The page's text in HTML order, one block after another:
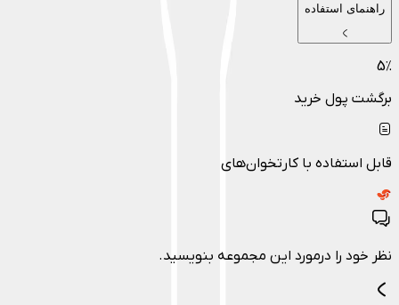
راهنمای استفاده
5٪
برگشت پول خرید
قابل استفاده با کارتخوان‌های
نظر خود را درمورد این مجموعه بنویسید.